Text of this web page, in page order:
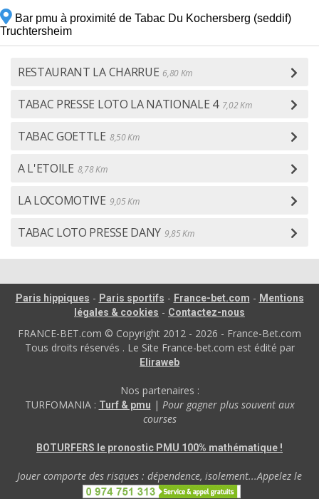
Bar pmu à proximité de Tabac Du Kochersberg (seddif)
Truchtersheim
RESTAURANT LA CHARRUE 6,80 Km
TABAC PRESSE LOTO LA NATIONALE 4 7,02 Km
TABAC GOETTLE 8,50 Km
A L'ETOILE 8,78 Km
LA LOCOMOTIVE 9,05 Km
TABAC LOTO PRESSE DANY 9,85 Km
Paris hippiques - Paris sportifs - France-bet.com - Mentions
légales & cookies - Contactez-nous
FRANCE-BET.com © Copyright 2012 - 2026 - France-Bet.com
Tous droits réservés . Le Site France-bet.com est édité par
Eliraweb
Nos partenaires :
TURFOMANIA : Turf & pmu | Pour gagner plus souvent aux
courses
BOTURFERS le pronostic PMU 100% mathématique !
Jouer comporte des risques : dépendence, isolement...Appelez le